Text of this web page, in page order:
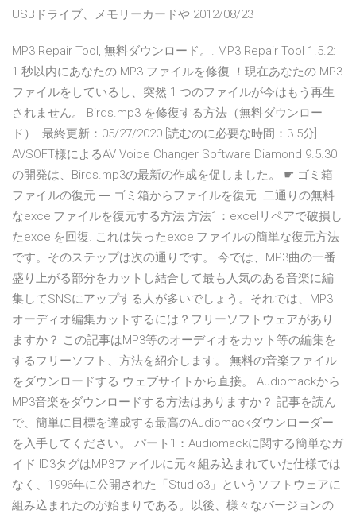
USBドライブ、メモリーカードや 2012/08/23
MP3 Repair Tool, 無料ダウンロード。. MP3 Repair Tool 1.5.2:
1 秒以内にあなたの MP3 ファイルを修復 ！現在あなたの MP3
ファイルをしているし、突然 1 つのファイルが今はもう再生
されません。 Birds.mp3 を修復する方法（無料ダウンロー
ド）. 最終更新：05/27/2020 [読むのに必要な時間：3.5分]
AVSOFT様によるAV Voice Changer Software Diamond 9.5.30
の開発は、Birds.mp3の最新の作成を促しました。 ☛ ゴミ箱
ファイルの復元 ― ゴミ箱からファイルを復元. 二通りの無料
なexcelファイルを復元する方法 方法1：excelリペアで破損し
たexcelを回復. これは失ったexcelファイルの簡単な復元方法
です。そのステップは次の通りです。 今では、MP3曲の一番
盛り上がる部分をカットし結合して最も人気のある音楽に編
集してSNSにアップする人が多いでしょう。それでは、MP3
オーディオ編集カットするには？フリーソフトウェアがあり
ますか？ この記事はMP3等のオーディオをカット等の編集を
するフリーソフト、方法を紹介します。 無料の音楽ファイル
をダウンロードする ウェブサイトから直接。 Audiomackから
MP3音楽をダウンロードする方法はありますか？ 記事を読ん
で、簡単に目標を達成する最高のAudiomackダウンローダー
を入手してください。 パート1：Audiomackに関する簡単なガ
イド ID3タグはMP3ファイルに元々組み込まれていた仕様では
なく、1996年に公開された「Studio3」というソフトウェアに
組み込まれたのが始まりである。以後、様々なバージョンの